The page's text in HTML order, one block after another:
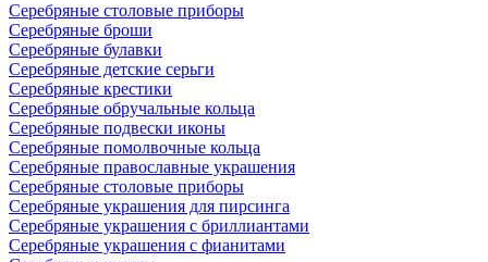
Серебряные столовые приборы
Серебряные броши
Серебряные булавки
Серебряные детские серьги
Серебряные крестики
Серебряные обручальные кольца
Серебряные подвески иконы
Серебряные помолвочные кольца
Серебряные православные украшения
Серебряные столовые приборы
Серебряные украшения для пирсинга
Серебряные украшения с бриллиантами
Серебряные украшения с фианитами